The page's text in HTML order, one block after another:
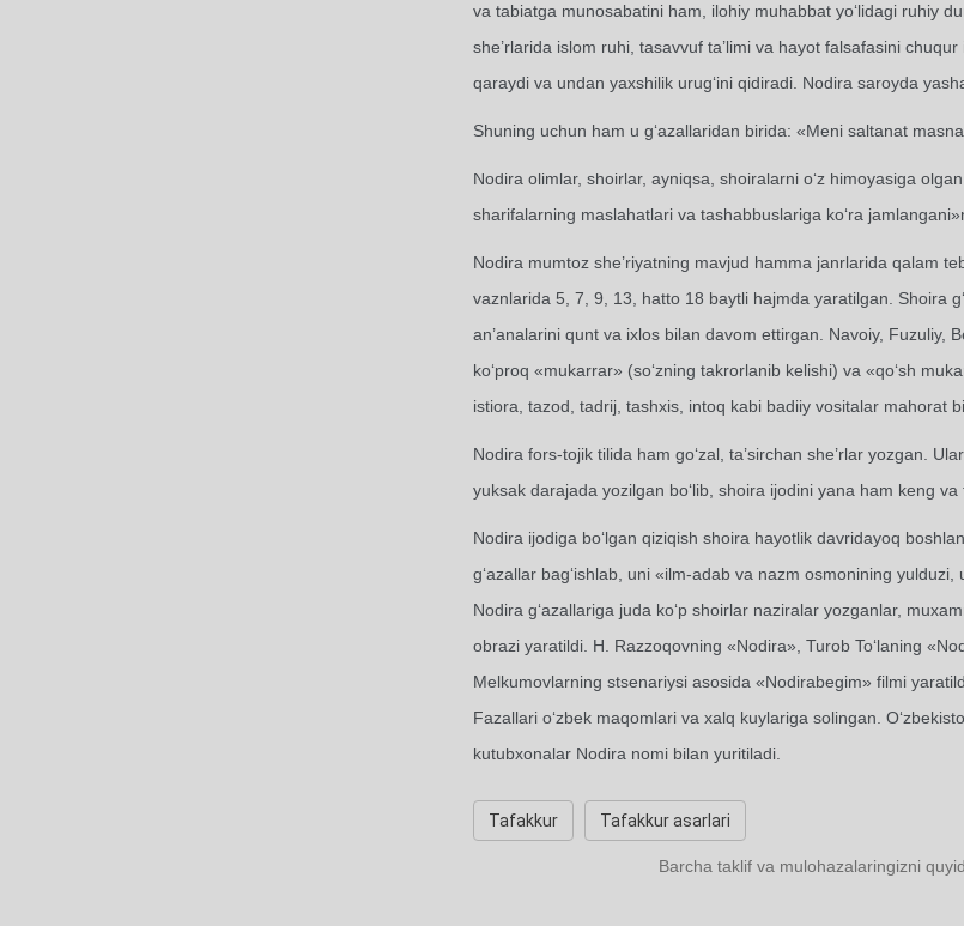
va tabiatga munosabatini ham, ilohiy muhabbat yo‘lidagi ruhiy
she’rlarida islom ruhi, tasavvuf ta’limi va hayot falsafasini
qaraydi va undan yaxshilik urug‘ini qidiradi. Nodira saroyda
Shuning uchun ham u g‘azallaridan birida: «Meni saltanat
Nodira olimlar, shoirlar, ayniqsa, shoiralarni o‘z himoyasiga
sharifalarning maslahatlari va tashabbuslariga ko‘ra
Nodira mumtoz she’riyatning mavjud hamma janrlarida qalam
vaznlarida 5, 7, 9, 13, hatto 18 baytli hajmda yaratilgan. Shoira
an’analarini qunt va ixlos bilan davom ettirgan. Navoiy, Fuzuliy,
ko‘proq «mukarrar» (so‘zning takrorlanib kelishi) va «qo‘sh
istiora, tazod, tadrij, tashxis, intoq kabi badiiy vositalar mahorat
Nodira fors-tojik tilida ham go‘zal, ta’sirchan she’rlar yozgan.
yuksak darajada yozilgan bo‘lib, shoira ijodini yana ham keng va
Nodira ijodiga bo‘lgan qiziqish shoira hayotlik davridayoq
g‘azallar bag‘ishlab, uni «ilm-adab va nazm osmonining
Nodira g‘azallariga juda ko‘p shoirlar naziralar yozganlar,
obrazi yaratildi. H. Razzoqovning «Nodira», Turob To‘laning
Melkumovlarning stsenariysi asosida «Nodirabegim» filmi
Fazallari o‘zbek maqomlari va xalq kuylariga solingan.
kutubxonalar Nodira nomi bilan yuritiladi.
Tafakkur Tafakkur asarlari
Barcha taklif va mulohazalaringizni